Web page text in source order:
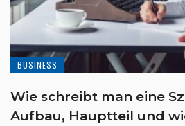
BUSINESS
Wie schreibt man eine
Aufbau, Hauptteil und